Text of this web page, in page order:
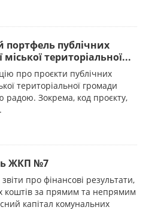
публічних
територіальної...
про проєкти публічних
територіальної громади
радою. Зокрема, код проєкту,
ЖКП №7
про фінансові результати,
коштів за прямим та непрямим
капітал комунальних